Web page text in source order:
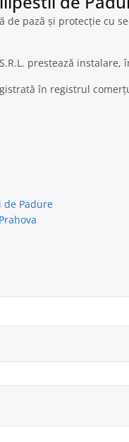
de pază și protecție
prestează
în registrul
de Padure